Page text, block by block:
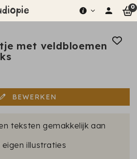
0
met veldbloemen
BEWERKEN
teksten gemakkelijk aan
illustraties